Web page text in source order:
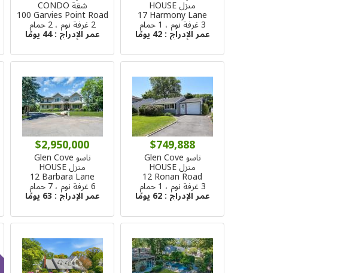
منزل HOUSE
17 Harmony Lane
3 غرفة نوم ، 1 حمام
عمر الإدراج :42 يومًا
شقة CONDO
100 Garvies Point Road
2 غرفة نوم ، 2 حمام
عمر الإدراج :44 يومًا
$749,888
ناسو Glen Cove
منزل HOUSE
12 Ronan Road
3 غرفة نوم ، 1 حمام
عمر الإدراج :62 يومًا
$2,950,000
ناسو Glen Cove
منزل HOUSE
12 Barbara Lane
6 غرفة نوم ، 7 حمام
عمر الإدراج : 63 يومًا